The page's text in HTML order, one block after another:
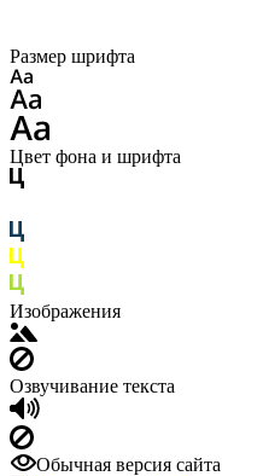
Размер шрифта
Цвет фона и шрифта
Изображения
Озвучивание текста
Обычная версия сайта